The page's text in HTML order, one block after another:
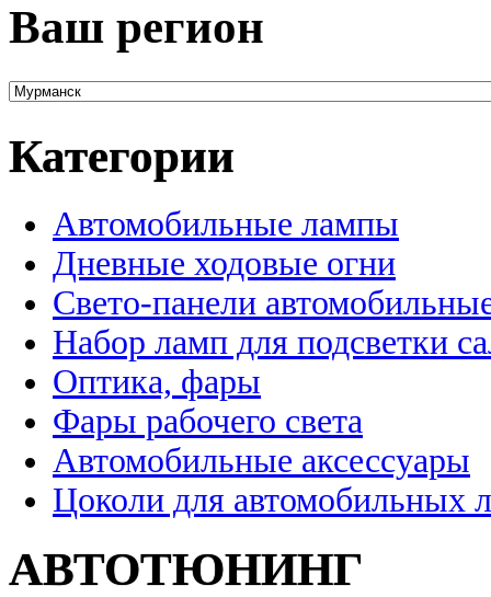
Ваш регион
Категории
Автомобильные лампы
Дневные ходовые огни
Свето-панели
Набор ламп для подсветки
Оптика, фары
Фары рабочего света
Автомобильные аксессуары
Цоколи для автомобильных
АВТОТЮНИНГ